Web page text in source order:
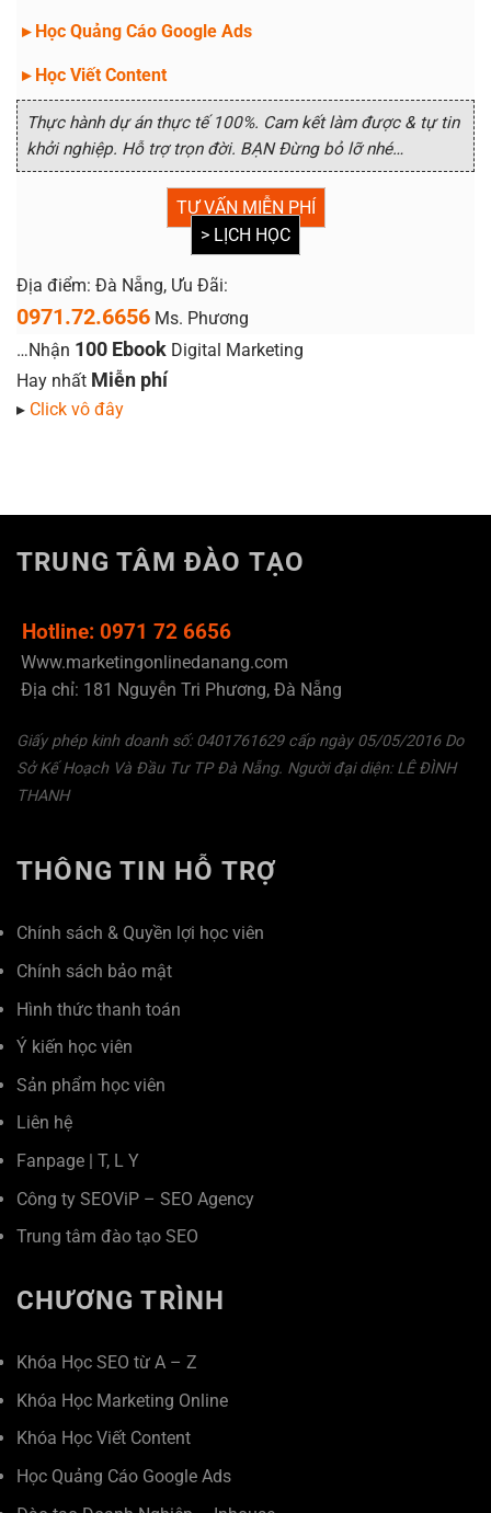
▸ Học Quảng Cáo Google Ads
▸ Học Viết Content
Thực hành dự án thực tế 100%. Cam kết làm được & tự tin
khởi nghiệp. Hỗ trợ trọn đời. BẠN Đừng bỏ lỡ nhé…
TƯ VẤN MIỄN PHÍ
> LỊCH HỌC
Địa điểm: Đà Nẵng, Ưu Đãi:
0971.72.6656 Ms. Phương
…Nhận 100 Ebook Digital Marketing
Hay nhất Miễn phí
▸ Click vô đây
TRUNG TÂM ĐÀO TẠO
Hotline: 0971 72 6656
Www.marketingonlinedanang.com
Địa chỉ: 181 Nguyễn Tri Phương, Đà Nẵng
Giấy phép kinh doanh số: 0401761629 cấp ngày 05/05/2016 Do
Sở Kế Hoạch Và Đầu Tư TP Đà Nẵng. Người đại diện: LÊ ĐÌNH
THANH
THÔNG TIN HỖ TRỢ
Chính sách & Quyền lợi học viên
Chính sách bảo mật
Hình thức thanh toán
Ý kiến học viên
Sản phẩm học viên
Liên hệ
Fanpage | T, L Y
Công ty SEOViP – SEO Agency
Trung tâm đào tạo SEO
CHƯƠNG TRÌNH
Khóa Học SEO từ A – Z
Khóa Học Marketing Online
Khóa Học Viết Content
Học Quảng Cáo Google Ads